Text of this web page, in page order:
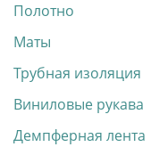
Полотно
Маты
Трубная изоляция
Виниловые рукава
Демпферная лента